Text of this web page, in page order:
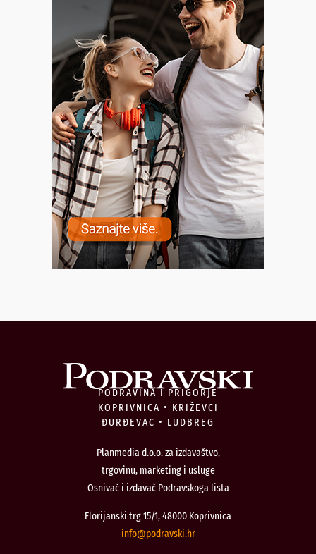
PODRAVINA I PRIGORJE
KOPRIVNICA • KRIŽEVCI
ĐURĐEVAC • LUDBREG
Planmedia d.o.o. za izdavaštvo,
trgovinu, marketing i usluge
Osnivač i izdavač Podravskoga lista
Florijanski trg 15/1, 48000 Koprivnica
rh.iksvardop
@ofni